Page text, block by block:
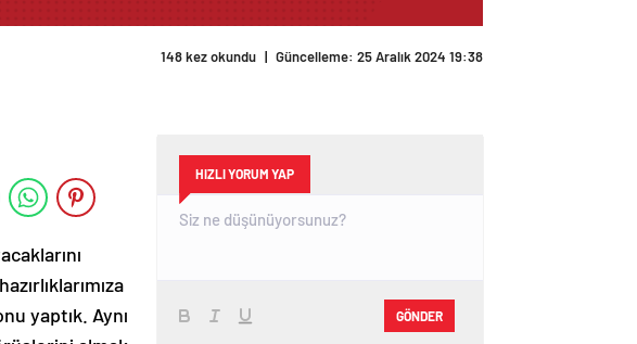
148 kez okundu | Güncelleme: 25 Aralık 2024 19:38
yaptık. Aynı
HIZLI YORUM YAP
GÖNDER